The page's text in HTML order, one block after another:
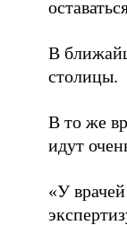
В
столицы.
В то же
идут
«У